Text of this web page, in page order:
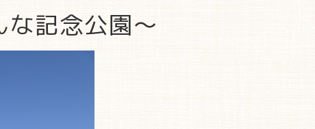
記念公園～